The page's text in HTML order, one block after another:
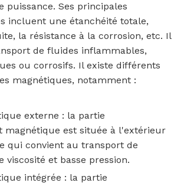
puissance. Ses principales
incluent une étanchéité totale,
la résistance à la corrosion, etc. Il
de fluides inflammables,
ou corrosifs. Il existe différents
magnétiques, notamment :
externe‌ : la partie
magnétique est située à l'extérieur
qui convient au transport de
viscosité et basse pression.
intégrée‌ : la partie